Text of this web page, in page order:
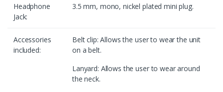
Headphone
Jack:
3.5 mm, mono, nickel plated mini plug.
Accessories
included:
Belt clip: Allows the user to wear the unit
on a belt.
Lanyard: Allows the user to wear around
the neck.